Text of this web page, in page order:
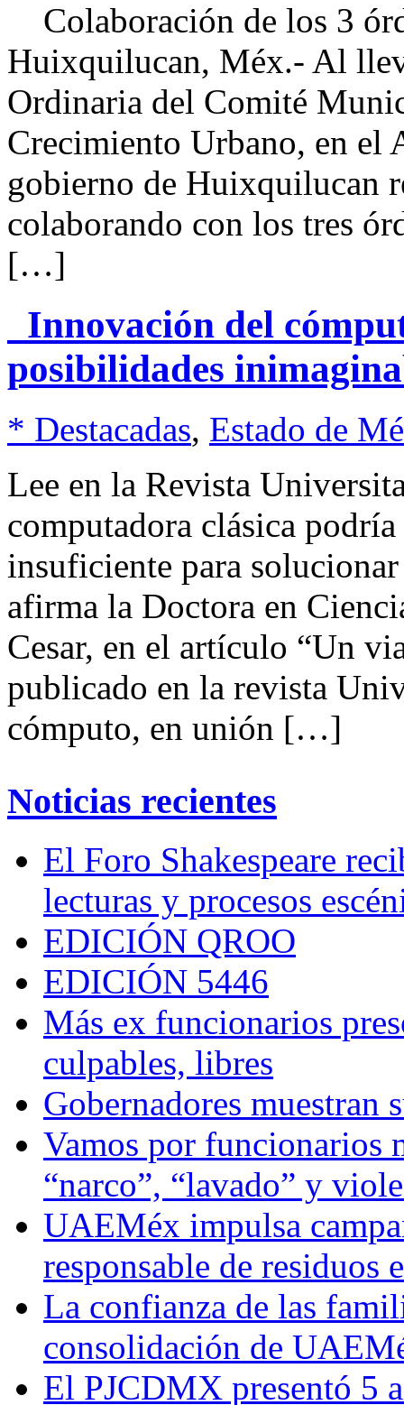
Colaboración de los 3
Huixquilucan, Méx.- Al
Ordinaria del Comité
Crecimiento Urbano, en
gobierno de Huixquilucan
colaborando con los tres
[…]
Innovación del
posibilidades
* Destacadas, Estado de
Lee en la Revista
computadora clásica
insuficiente para
afirma la Doctora en
Cesar, en el artículo “Un
publicado en la revista
cómputo, en unión […]
Noticias recientes
El Foro Shakespeare
lecturas y procesos
EDICIÓN QROO
EDICIÓN 5446
Más ex funcionarios
culpables, libres
Gobernadores muestran
Vamos por funcionarios
“narco”, “lavado” y
UAEMéx impulsa
responsable de residuos
La confianza de las
consolidación de
El PJCDMX presentó 5